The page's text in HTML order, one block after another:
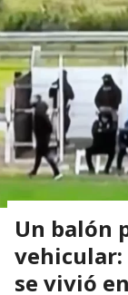
Un balón
se vivió